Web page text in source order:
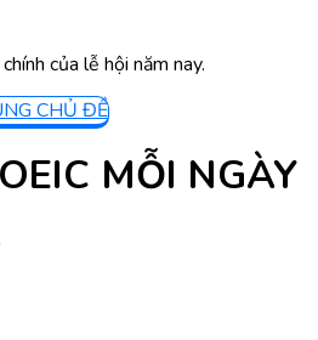
của lễ hội năm nay.
CHỦ ĐỀ
MỖI NGÀY